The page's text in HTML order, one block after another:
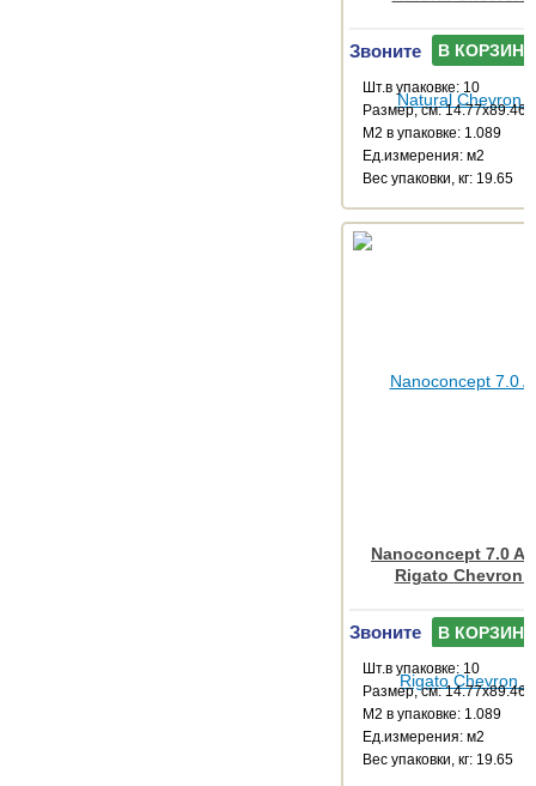
Звоните В КОРЗИНУ
Шт.в упаковке: 10
Размер, см: 14.77x89.46
М2 в упаковке: 1.089
Ед.измерения: м2
Веc упаковки, кг: 19.65
Nanoconcept 7.0
Rigato Chevron
Звоните В КОРЗИНУ
Шт.в упаковке: 10
Размер, см: 14.77x89.46
М2 в упаковке: 1.089
Ед.измерения: м2
Веc упаковки, кг: 19.65